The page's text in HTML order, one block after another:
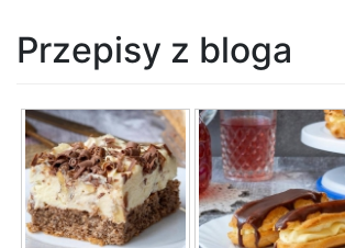
Przepisy z bloga